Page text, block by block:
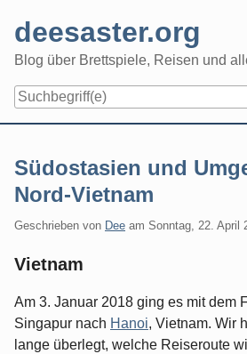
content
deesaster.org
Blog über Brettspiele, Reisen und
Südostasien und
Nord-Vietnam
Geschrieben von Dee am Sonntag, 22. April
Vietnam
Am 3. Januar 2018 ging es mit dem
Singapur nach Hanoi, Vietnam. Wir
lange überlegt, welche Reiseroute